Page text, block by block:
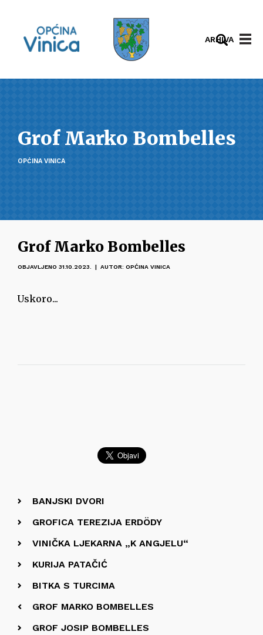
ARHIVA
Grof Marko Bombelles
OPĆINA VINICA
Grof Marko Bombelles
OBJAVLJENO 31.10.2023. | AUTOR: OPĆINA VINICA
Uskoro...
BANJSKI DVORI
GROFICA TEREZIJA ERDÖDY
VINIČKA LJEKARNA „K ANGJELU“
KURIJA PATAČIĆ
BITKA S TURCIMA
GROF MARKO BOMBELLES
GROF JOSIP BOMBELLES